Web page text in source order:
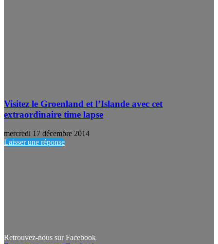
Visitez le Groenland et l’Islande avec cet
extraordinaire time lapse
mercredi 17 décembre 2014
Laisser une réponse
Retrouvez-nous sur Facebook